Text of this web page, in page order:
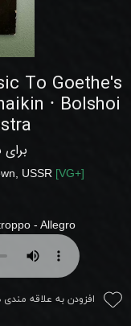
To Goethe's
⸱ Bolshoi
USSR [VG+]
- Allegro
افزودن به علاقه مندی